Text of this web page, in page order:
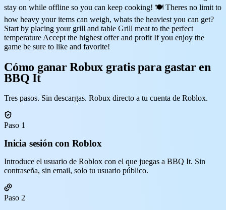
stay on while offline so you can keep cooking! 🍽️ Theres no limit to
how heavy your items can weigh, whats the heaviest you can get?
Start by placing your grill and table Grill meat to the perfect
temperature Accept the highest offer and profit If you enjoy the
game be sure to like and favorite!
Cómo ganar Robux gratis para gastar en
BBQ It
Tres pasos. Sin descargas. Robux directo a tu cuenta de Roblox.
Paso 1
Inicia sesión con Roblox
Introduce el usuario de Roblox con el que juegas a BBQ It. Sin
contraseña, sin email, solo tu usuario público.
Paso 2